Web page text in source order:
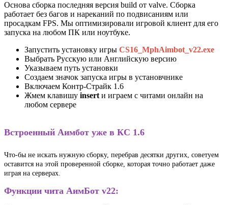
Основа сборка последняя версия build от valve. Сборка
работает без багов и нареканий по подвисаниям или
просадкам FPS. Мы оптимизировали игровой клиент для его
запуска на любом ПК или ноутбуке.
Запустить установку игры CS16_MphAimbot_v22.exe
Выбрать Русскую или Английскую версию
Указываем путь установки
Создаем значок запуска игры в установчнике
Включаем Контр-Страйк 1.6
Жмем клавишу insert и играем с читами онлайн на
любом сервере
Встроенный Аимбот уже в КС 1.6
Что-бы не искать нужную сборку, перебрав десятки других, советуем
оставится на этой проверенной сборке, которая точно работает даже
играя на серверах.
Функции чита АимБот v22: